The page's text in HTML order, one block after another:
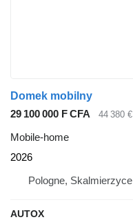
Domek mobilny
29 100 000 F CFA
44 380 €
Mobile-home
2026
Pologne, Skalmierzyce
AUTOX